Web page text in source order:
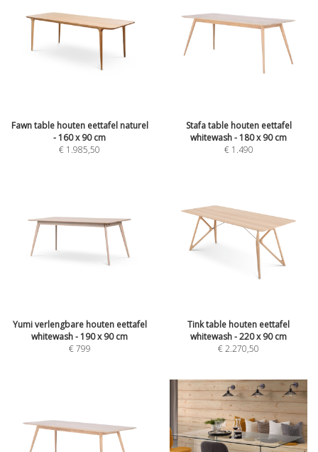
Fawn table houten eettafel naturel
- 160 x 90 cm
€ 1.985,50
Stafa table houten eettafel
whitewash - 180 x 90 cm
€ 1.490
Yumi verlengbare houten eettafel
whitewash - 190 x 90 cm
€799
Tink table houten eettafel
whitewash - 220 x 90 cm
€2.270,50